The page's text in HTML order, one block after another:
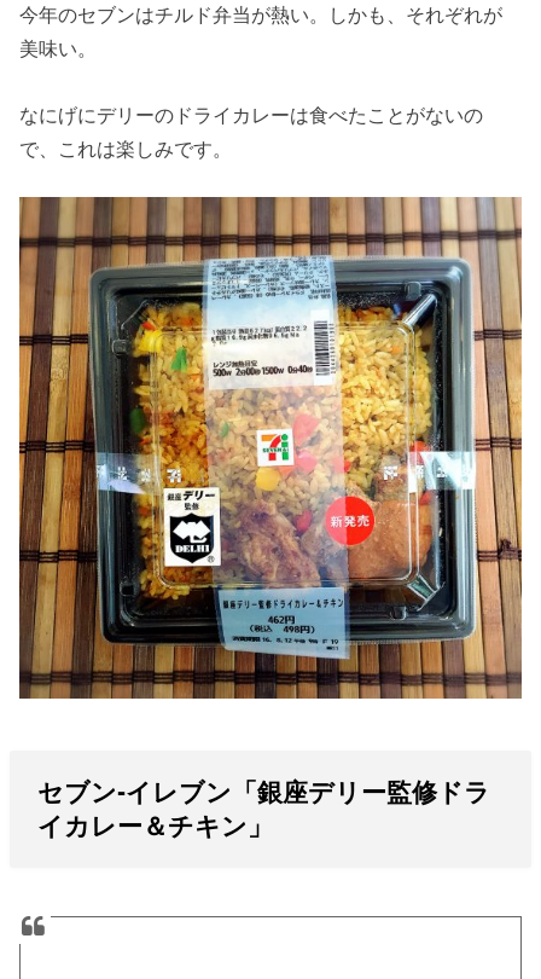
今年のセブンはチルド弁当が熱い。しかも、それぞれが
美味い。
なにげにデリーのドライカレーは食べたことがないの
で、これは楽しみです。
セブン-イレブン「銀座デリー監修ドラ
イカレー＆チキン」